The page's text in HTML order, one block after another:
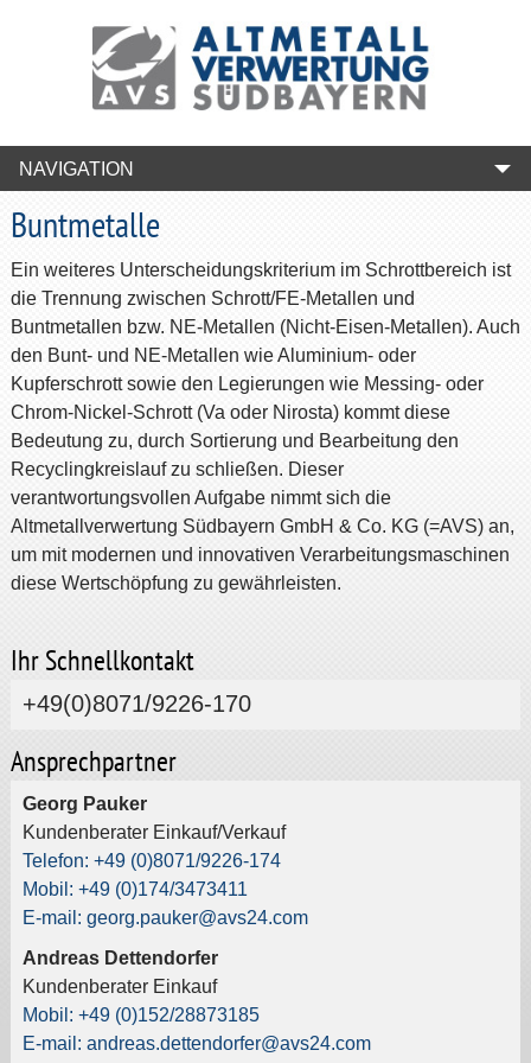
NAVIGATION
Buntmetalle
Ein weiteres Unterscheidungskriterium im Schrottbereich ist
die Trennung zwischen Schrott/FE-Metallen und
Buntmetallen bzw. NE-Metallen (Nicht-Eisen-Metallen). Auch
den Bunt- und NE-Metallen wie Aluminium- oder
Kupferschrott sowie den Legierungen wie Messing- oder
Chrom-Nickel-Schrott (Va oder Nirosta) kommt diese
Bedeutung zu, durch Sortierung und Bearbeitung den
Recyclingkreislauf zu schließen. Dieser
verantwortungsvollen Aufgabe nimmt sich die
Altmetallverwertung Südbayern GmbH & Co. KG (=AVS) an,
um mit modernen und innovativen Verarbeitungsmaschinen
diese Wertschöpfung zu gewährleisten.
Ihr Schnellkontakt
+49(0)8071/9226-170
Ansprechpartner
Georg Pauker
Kundenberater Einkauf/Verkauf
Telefon: +49 (0)8071/9226-174
Mobil: +49 (0)174/3473411
E-mail: georg.pauker@avs24.com
Andreas Dettendorfer
Kundenberater Einkauf
Mobil: +49 (0)152/28873185
E-mail: andreas.dettendorfer@avs24.com